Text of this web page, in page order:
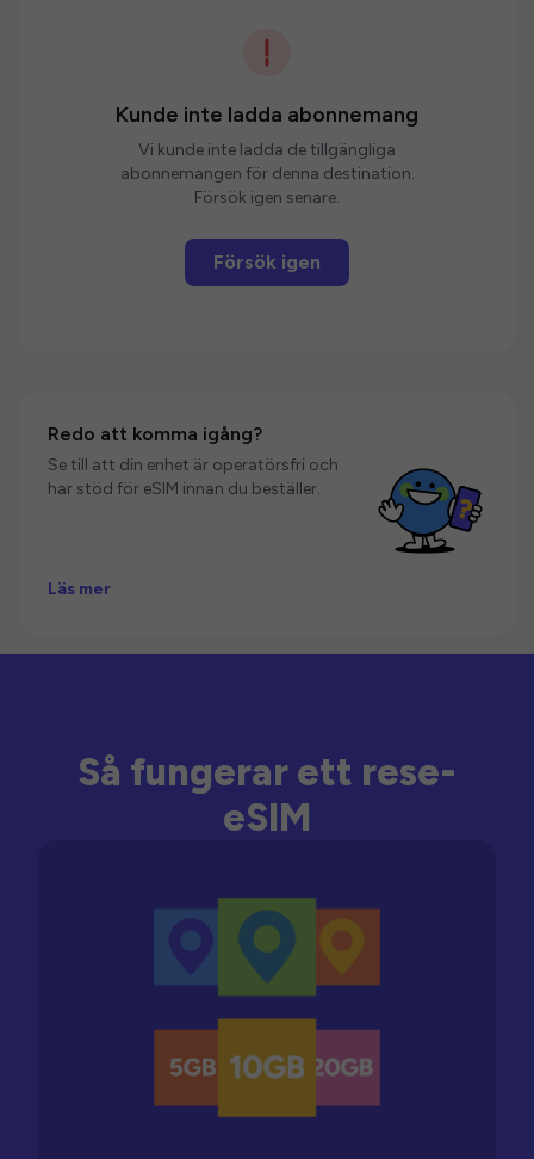
Kunde inte ladda abonnemang
Vi kunde inte ladda de tillgängliga
abonnemangen för denna destination.
Försök igen senare.
Försök igen
Redo att komma igång?
Se till att din enhet är operatörsfri och
har stöd för eSIM innan du beställer.
Läs mer
Så fungerar ett rese-
eSIM